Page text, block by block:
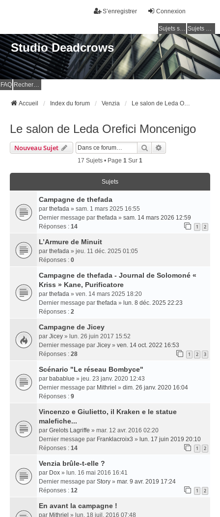
Connexion
S’enregistrer
Sujets sans réponse Sujets actifs
Studio Deadcrows
FAQ Rechercher
Accueil Index du forum Venzia Le salon de Leda Orefici Moncenigo
Le salon de Leda Orefici Moncenigo
Nouveau Sujet Rechercher
17 Sujets • Page 1 Sur 1
Sujets
Campagne de thefada
par thefada » sam. 1 mars 2025 16:55
Dernier message par thefada » sam. 14 mars 2026 12:59
Réponses : 14 1 2
L’Armure de Minuit
par thefada » jeu. 11 déc. 2025 01:05
Réponses : 0
Campagne de thefada - Journal de Solomoné «
Kriss » Kane, Purificatore
par thefada » ven. 14 mars 2025 18:20
Dernier message par thefada » lun. 8 déc. 2025 22:23
Réponses : 2
Campagne de Jicey
par Jicey » lun. 26 juin 2017 15:52
Dernier message par Jicey » ven. 14 oct. 2022 16:53
Réponses : 28 1 2 3
Scénario "Le réseau Bombyce"
par babablue » jeu. 23 janv. 2020 12:43
Dernier message par Mithriel » dim. 26 janv. 2020 16:04
Réponses : 9
Vincenzo e Giulietto, il Kraken e le statue
malefiche...
par Grelots Lagriffe » mar. 12 avr. 2016 02:20
Dernier message par Franklacroix3 » lun. 17 juin 2019 20:10
Réponses : 14 1 2
Venzia brûle-t-elle ?
par Dox » lun. 16 mai 2016 16:41
Dernier message par Story » mar. 9 avr. 2019 17:24
Réponses : 12 1 2
En avant la campagne !
par Mithriel » lun. 18 juil. 2016 07:48